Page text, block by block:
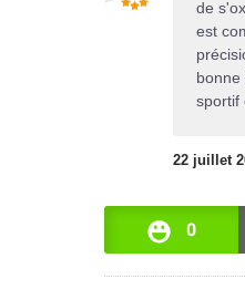
de
est
bonne
sportif
22 juillet
0